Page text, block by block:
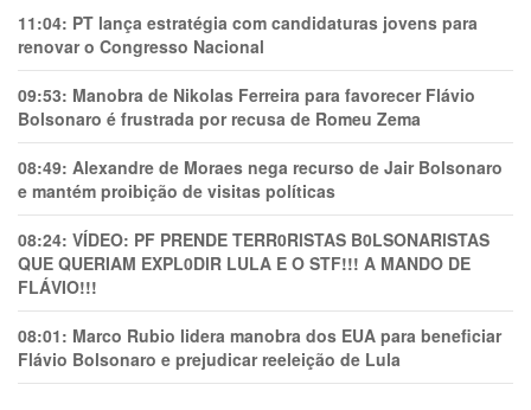
11:04: PT lança estratégia com candidaturas jovens para
renovar o Congresso Nacional
09:53: Manobra de Nikolas Ferreira para favorecer Flávio
Bolsonaro é frustrada por recusa de Romeu Zema
08:49: Alexandre de Moraes nega recurso de Jair Bolsonaro
e mantém proibição de visitas políticas
08:24: VÍDEO: PF PRENDE TERR0RlSTAS B0LSONARlSTAS
QUE QUERIAM EXPL0DlR LULA E O STF!!! A MANDO DE
FLÁVIO!!!
08:01: Marco Rubio lidera manobra dos EUA para beneficiar
Flávio Bolsonaro e prejudicar reeleição de Lula